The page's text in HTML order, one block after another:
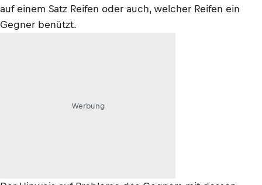
auf einem Satz Reifen oder auch, welcher Reifen ein
Gegner benützt.
Werbung